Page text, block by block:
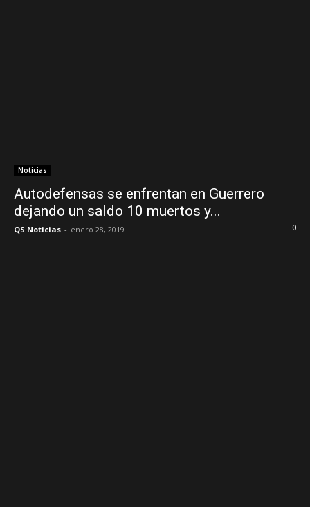
Noticias
Autodefensas se enfrentan en Guerrero
dejando un saldo 10 muertos y...
QS Noticias - enero 28, 2019 0